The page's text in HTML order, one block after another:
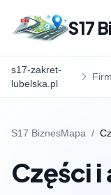
S17
s17-zakret-
lubelska.pl
S17 BiznesMapa /
Części